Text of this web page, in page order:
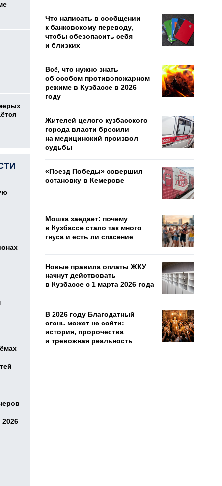
2026
Что написать в сообщении
к банковскому переводу,
чтобы обезопасить себя
и близких
Всё, что нужно знать
об особом противопожарном
режиме в Кузбассе в 2026
году
Жителей целого кузбасского
города власти бросили
на медицинский произвол
судьбы
«Поезд Победы» совершил
остановку в Кемерове
Мошка заедает: почему
в Кузбассе стало так много
гнуса и есть ли спасение
Новые правила оплаты ЖКУ
начнут действовать
в Кузбассе с 1 марта 2026 года
В 2026 году Благодатный
огонь может не сойти:
история, пророчества
и тревожная реальность